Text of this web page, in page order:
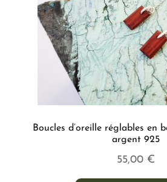
Boucles d’oreille réglables en
argent 925
55,00 €